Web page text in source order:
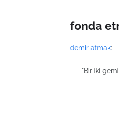
fonda
demir atmak:
"Bir iki